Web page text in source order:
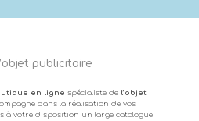
publicitaire
en ligne spécialiste de l’objet
dans la réalisation de vos
à votre disposition un large catalogue